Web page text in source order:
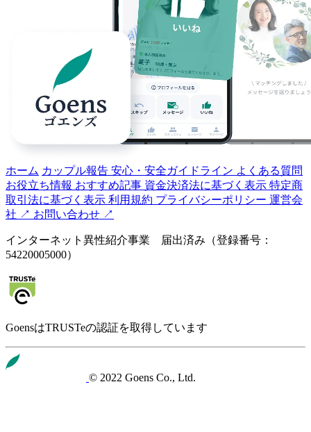
ホーム カップル報告 安心・安全ガイドライン よくある質問
お役立ち情報 おすすめ記事 資金決済法に基づく表示 特定商
取引法に基づく表示 利用規約 プライバシーポリシー 運営会
社 ↗️ お問い合わせ ↗️
インターネット異性紹介事業 届出済み（登録番号：
54220005000）
GoensはTRUSTeの認証を取得しています
© 2022 Goens Co., Ltd.